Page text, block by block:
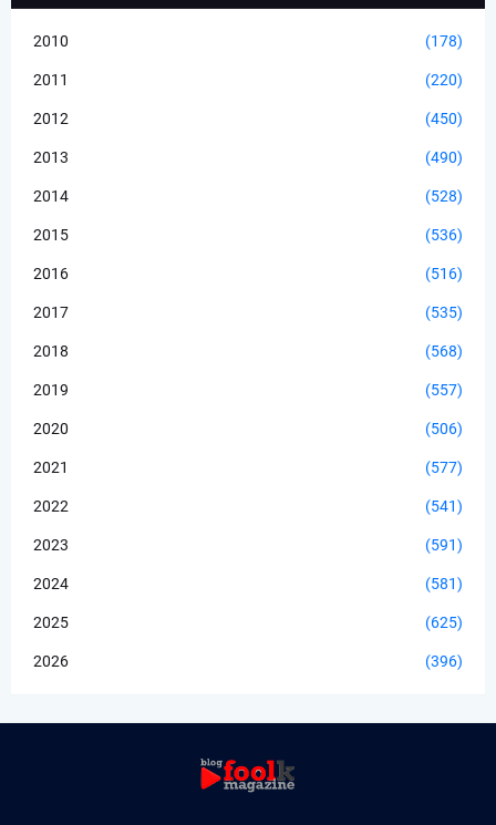
2010 (178)
2011 (220)
2012 (450)
2013 (490)
2014 (528)
2015 (536)
2016 (516)
2017 (535)
2018 (568)
2019 (557)
2020 (506)
2021 (577)
2022 (541)
2023 (591)
2024 (581)
2025 (625)
2026 (396)